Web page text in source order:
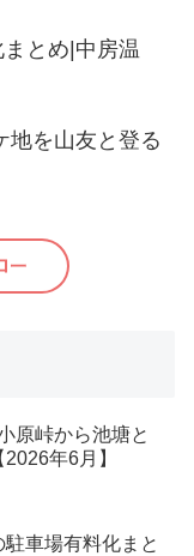
とめ|中房温
地を山友と登る
原峠から池塘と
年6月】
車場有料化まと